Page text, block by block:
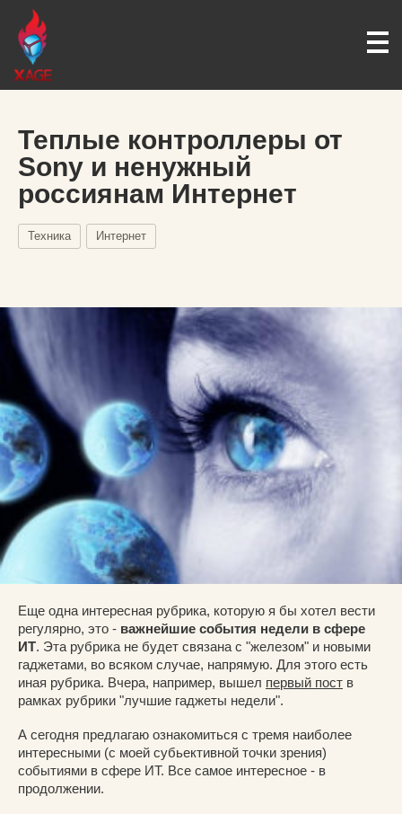
Теплые контроллеры от
Sony и ненужный
россиянам Интернет
Техника Интернет
Еще одна интересная рубрика, которую я бы хотел вести
регулярно, это - важнейшие события недели в сфере
ИТ. Эта рубрика не будет связана с "железом" и новыми
гаджетами, во всяком случае, напрямую. Для этого есть
иная рубрика. Вчера, например, вышел первый пост в
рамках рубрики "лучшие гаджеты недели".
А сегодня предлагаю ознакомиться с тремя наиболее
интересными (с моей субьективной точки зрения)
событиями в сфере ИТ. Все самое интересное - в
продолжении.